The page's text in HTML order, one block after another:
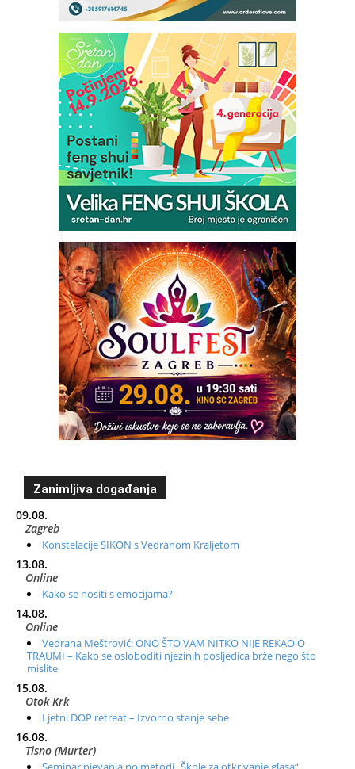
Zanimljiva događanja
09.08.
Zagreb
Konstelacije SIKON s Vedranom Kraljetom
13.08.
Online
Kako se nositi s emocijama?
14.08.
Online
Vedrana Meštrović: ONO ŠTO VAM NITKO NIJE REKAO O
TRAUMI – Kako se osloboditi njezinih posljedica brže nego što
mislite
15.08.
Otok Krk
Ljetni DOP retreat – Izvorno stanje sebe
16.08.
Tisno (Murter)